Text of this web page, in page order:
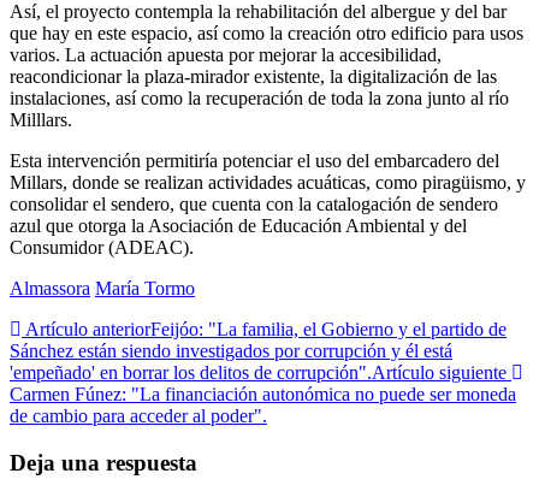
Así, el proyecto contempla la rehabilitación del albergue y del bar
que hay en este espacio, así como la creación otro edificio para usos
varios. La actuación apuesta por mejorar la accesibilidad,
reacondicionar la plaza-mirador existente, la digitalización de las
instalaciones, así como la recuperación de toda la zona junto al río
Milllars.
Esta intervención permitiría potenciar el uso del embarcadero del
Millars, donde se realizan actividades acuáticas, como piragüismo, y
consolidar el sendero, que cuenta con la catalogación de sendero
azul que otorga la Asociación de Educación Ambiental y del
Consumidor (ADEAC).
Almassora María Tormo
Artículo anteriorFeijóo: "La familia, el Gobierno y el partido de
Sánchez están siendo investigados por corrupción y él está
'empeñado' en borrar los delitos de corrupción".Artículo siguiente
Carmen Fúnez: "La financiación autonómica no puede ser moneda
de cambio para acceder al poder".
Deja una respuesta